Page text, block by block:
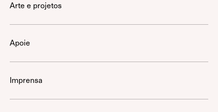
Arte e projetos
Apoie
Imprensa